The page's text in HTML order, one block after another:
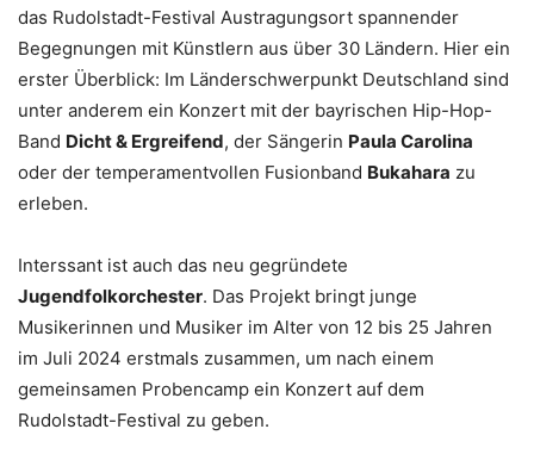
das Rudolstadt-Festival Austragungsort spannender
Begegnungen mit Künstlern aus über 30 Ländern. Hier ein
erster Überblick: Im Länderschwerpunkt Deutschland sind
unter anderem ein Konzert mit der bayrischen Hip-Hop-
Band Dicht & Ergreifend, der Sängerin Paula Carolina
oder der temperamentvollen Fusionband Bukahara zu
erleben.
Interssant ist auch das neu gegründete
Jugendfolkorchester. Das Projekt bringt junge
Musikerinnen und Musiker im Alter von 12 bis 25 Jahren
im Juli 2024 erstmals zusammen, um nach einem
gemeinsamen Probencamp ein Konzert auf dem
Rudolstadt-Festival zu geben.